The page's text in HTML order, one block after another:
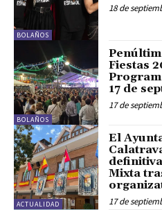
BOLAÑOS
18 de
BOLAÑOS
Fiestas
17 de
17 de
ACTUALIDAD
El
Mixta
17 de